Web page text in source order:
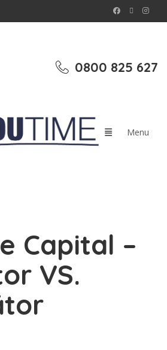
0800 825 627
Capital –
VS.